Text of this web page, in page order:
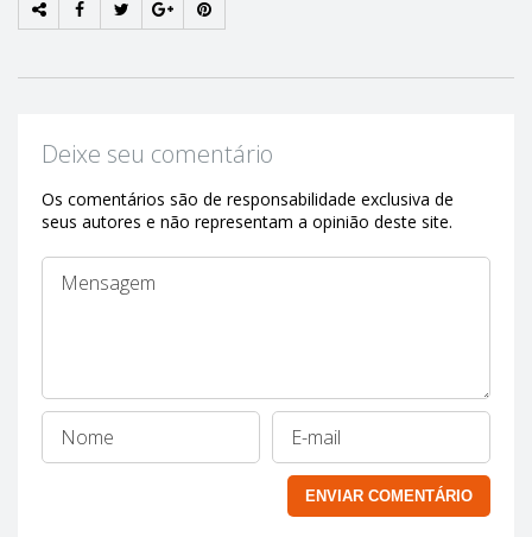
Deixe seu comentário
Os comentários são de responsabilidade exclusiva de
seus autores e não representam a opinião deste site.